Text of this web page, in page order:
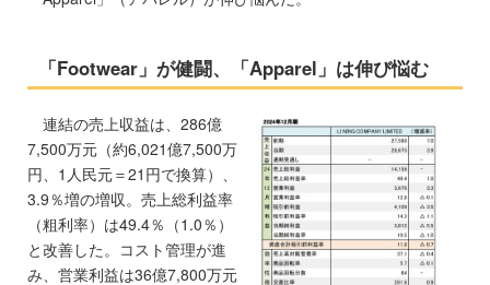
「Footwear」が健闘、「Apparel」は伸び悩む
連結の売上収益は、286億
7,500万元（約6,021億7,500万
円、1人民元＝21円で換算）、
3.9％増の増収。売上総利益率
（粗利率）は49.4％（1.0％）
と改善した。コスト管理が進
み、営業利益は36億7,800万元